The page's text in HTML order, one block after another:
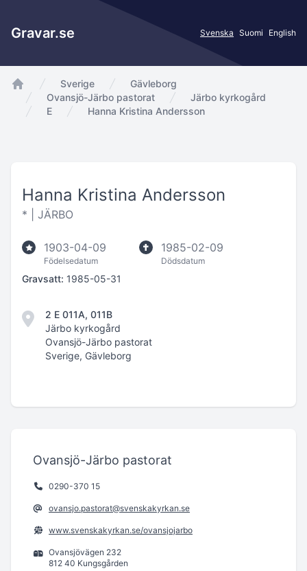
Gravar.se Svenska Suomi English
app.Start
Sverige
Gävleborg
Ovansjö-Järbo pastorat
Järbo kyrkogård
E
Hanna Kristina Andersson
Hanna Kristina Andersson
* | JÄRBO
1903-04-09
Födelsedatum
1985-02-09
Dödsdatum
Gravsatt: 1985-05-31
2 E 011A, 011B
Järbo kyrkogård
Ovansjö-Järbo pastorat
Sverige, Gävleborg
Ovansjö-Järbo pastorat
0290-370 15
ovansjo.pastorat@svenskakyrkan.se
www.svenskakyrkan.se/ovansjojarbo
Ovansjövägen 232
812 40 Kungsgården